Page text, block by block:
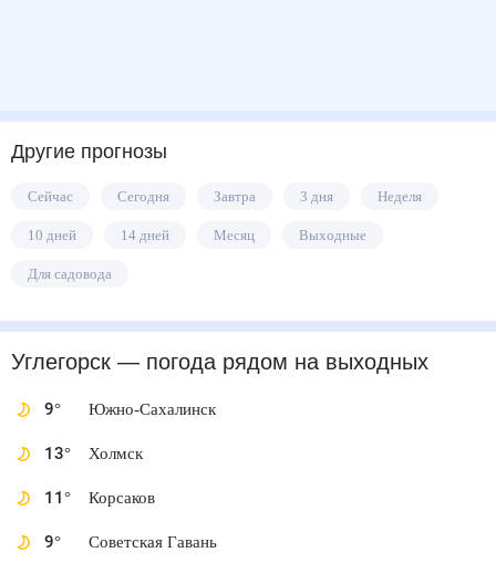
Другие прогнозы
Сейчас Сегодня Завтра 3 дня Неделя
10 дней 14 дней Месяц Выходные
Для садовода
Углегорск — погода рядом на выходных
9° Южно-Сахалинск
13° Холмск
11° Корсаков
9° Советская Гавань